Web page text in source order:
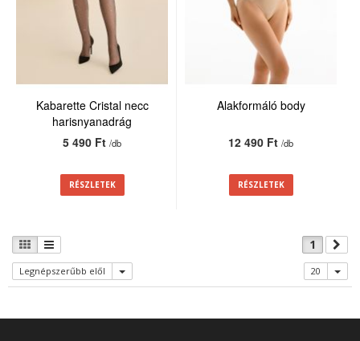
Kabarette Cristal necc
harisnyanadrág
5 490 Ft/db
RÉSZLETEK
Alakformáló body
12 490 Ft/db
RÉSZLETEK
1
Legnépszerűbb elől 20